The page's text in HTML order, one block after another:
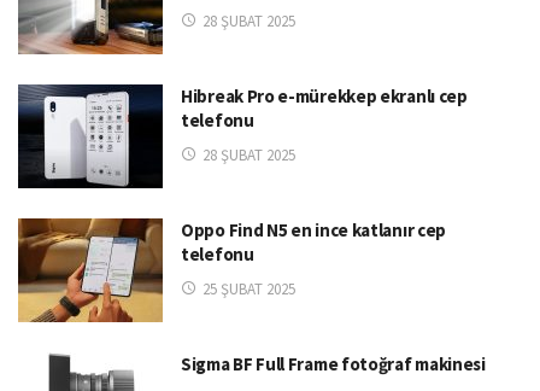
28 ŞUBAT 2025
Hibreak Pro e-mürekkep ekranlı cep
telefonu
28 ŞUBAT 2025
Oppo Find N5 en ince katlanır cep
telefonu
25 ŞUBAT 2025
Sigma BF Full Frame fotoğraf makinesi